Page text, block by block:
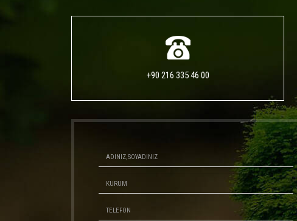
+90 216 335 46 00